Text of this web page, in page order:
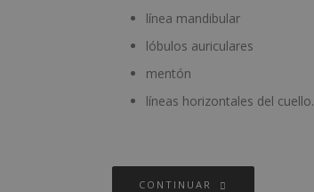
línea mandibular
lóbulos auriculares
mentón
líneas horizontales del cuello.
CONTINUAR